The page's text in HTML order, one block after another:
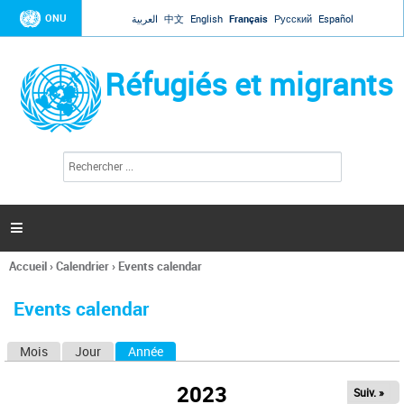
Jump to navigation
ONU العربية 中文 English Français Русский Español
Réfugiés et migrants
l
c
h
e

Vous
ici
Accueil›Calendrier› Events calendar
Events calendar
Mois Jour Année
2023 Suiv. »